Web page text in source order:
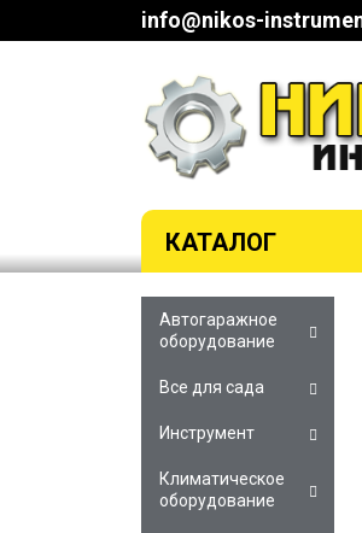
info@nikos-
КАТАЛОГ
Автогаражное
оборудование
Все для сада
Инструмент
Климатическое
оборудование